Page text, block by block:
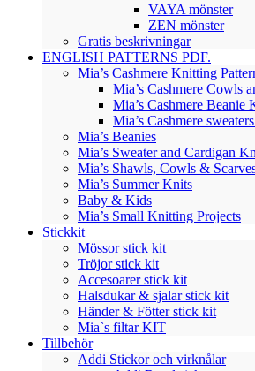
VAYA mönster
ZEN mönster
Gratis beskrivningar
ENGLISH PATTERNS PDF.
Mia’s Cashmere Knitting
Mia’s Cashmere Cowls
Mia’s Cashmere Beanie
Mia’s Cashmere
Mia’s Beanies
Mia’s Sweater and Cardigan
Mia’s Shawls, Cowls &
Mia’s Summer Knits
Baby & Kids
Mia’s Small Knitting Projects
Stickkit
Mössor stick kit
Tröjor stick kit
Accesoarer stick kit
Halsdukar & sjalar stick kit
Händer & Fötter stick kit
Mia`s filtar KIT
Tillbehör
Addi Stickor och virknålar